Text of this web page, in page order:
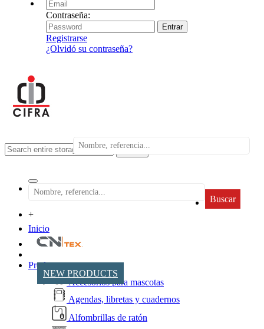
Contraseña:
Registrarse
¿Olvidó su contraseña?
search
Buscar
+
Inicio
NEW PRODUCTS
Productos
Accesorios para mascotas
Agendas, libretas y cuadernos
Alfombrillas de ratón